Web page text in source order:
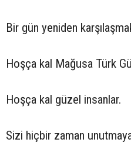
Bir gün yeniden
Hoşça kal Mağusa Türk
Hoşça kal güzel insanlar.
Sizi hiçbir zaman